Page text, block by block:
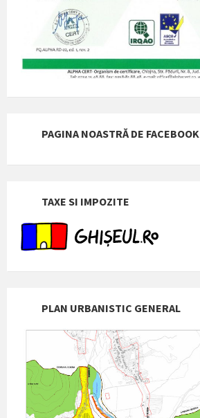
PAGINA NOASTRĂ DE FACEBOOK
TAXE SI IMPOZITE
PLAN URBANISTIC GENERAL